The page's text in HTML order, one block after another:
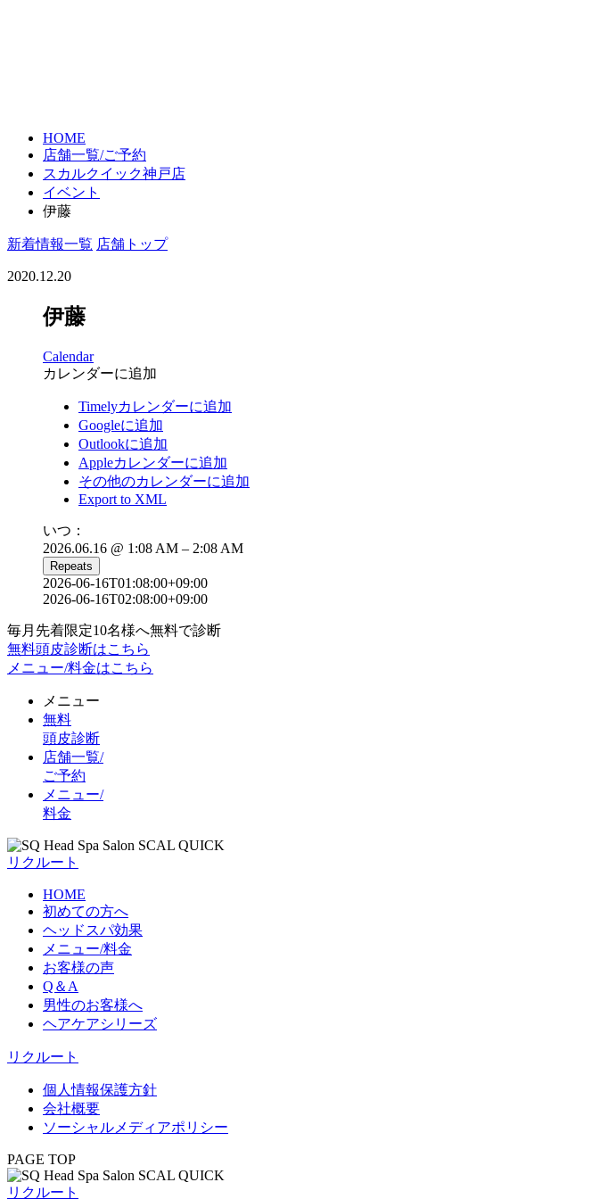
HOME
店舗一覧/ご予約
スカルクイック神戸店
イベント
伊藤
新着情報一覧 店舗トップ
2020.12.20
伊藤
Calendar
カレンダーに追加
Timelyカレンダーに追加
Googleに追加
Outlookに追加
Appleカレンダーに追加
その他のカレンダーに追加
Export to XML
いつ：
2026.06.16 @ 1:08 AM – 2:08 AM
Repeats
2026-06-16T01:08:00+09:00
2026-06-16T02:08:00+09:00
毎月先着限定10名様へ無料で診断
無料頭皮診断はこちら
メニュー/料金はこちら
メニュー
無料
頭皮診断
店舗一覧/
ご予約
メニュー/
料金
リクルート
HOME
初めての方へ
ヘッドスパ効果
メニュー/料金
お客様の声
Q＆A
男性のお客様へ
ヘアケアシリーズ
リクルート
個人情報保護方針
会社概要
ソーシャルメディアポリシー
PAGE TOP
リクルート